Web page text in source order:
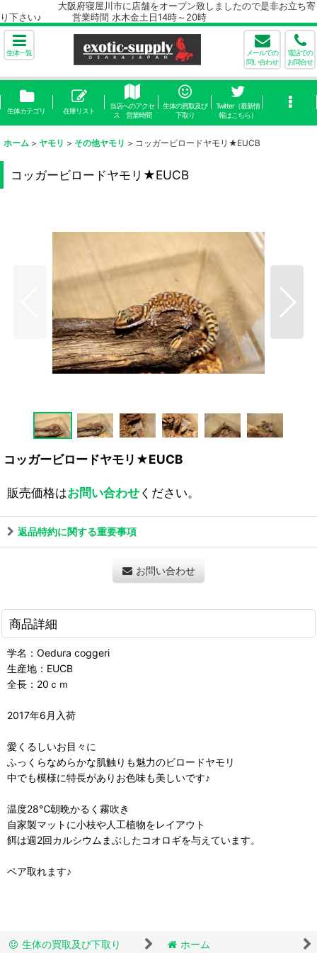
大阪府寝屋川市に店舗をオープン致しましたので是非お立ち寄
り下さい♪ 営業時間 水木金土日14時～20時
生体一覧
メールでの
問い合わせ
電話での
お問合せ
生体カテゴリ 在庫リスト
当店へのアクセ
ス 営業時間
生体の買取及び
下取り
Twitter（最新情
報はこちら）
ホーム > ヤモリ > その他ヤモリ > コッガービロードヤモリ★EUCB
コッガービロードヤモリ★EUCB
コッガービロードヤモリ★EUCB
販売価格はお問い合わせください。
返品特約に関する重要事項
お問い合わせ
商品詳細
学名：Oedura coggeri
生産地：EUCB
全長：20ｃｍ
2017年6月入荷
愛くるしいお目々に
ふっくらなめらかな肌触りも魅力のビロードヤモリ
中でも模様に特長がありお色味も美しいです♪
温度28℃朝晩かるく霧吹き
自家製マットに小枝や人工植物をレイアウト
餌は週2回カルシウムまぶしたコオロギを与えています。
ペア取れます♪
生体の買取及び下取り ホーム